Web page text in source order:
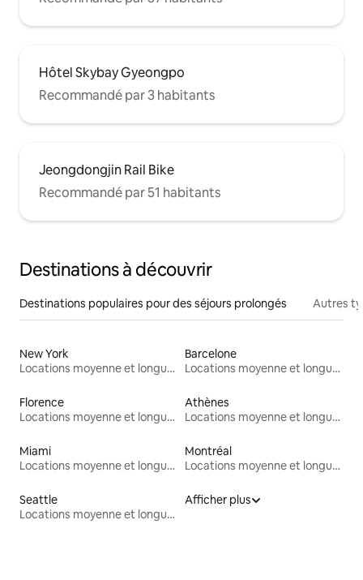
Hôtel Skybay Gyeongpo
Recommandé par 3 habitants
Jeongdongjin Rail Bike
Recommandé par 51 habitants
Destinations à découvrir
Destinations populaires pour des séjours prolongés Autres
New York
Locations moyenne et longue durée
Barcelone
Locations moyenne et longue durée
Florence
Locations moyenne et longue durée
Athènes
Locations moyenne et longue durée
Miami
Locations moyenne et longue durée
Montréal
Locations moyenne et longue durée
Seattle
Locations moyenne et longue durée
Afficher plus